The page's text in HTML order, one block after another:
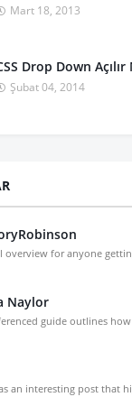
Mart 18, 2013
Drop Down
Şubat 04, 2014
overview for anyone
Naylor
guide outlines
an interesting post that